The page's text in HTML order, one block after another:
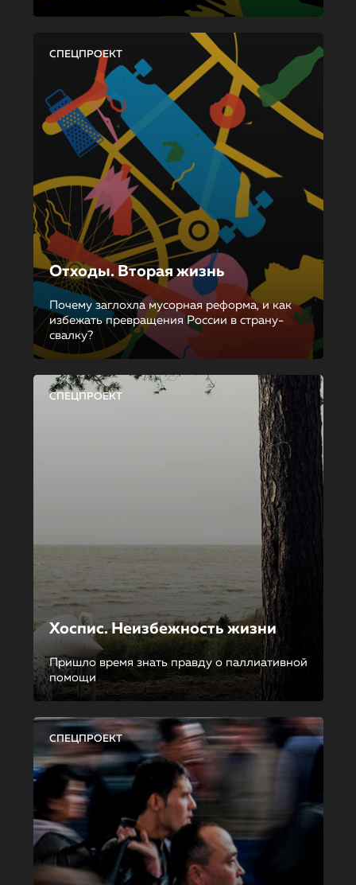
СПЕЦПРОЕКТ
Отходы. Вторая жизнь
Почему заглохла мусорная реформа, и как
избежать превращения России в страну-
свалку?
СПЕЦПРОЕКТ
Хоспис. Неизбежность жизни
Пришло время знать правду о паллиативной
помощи
СПЕЦПРОЕКТ